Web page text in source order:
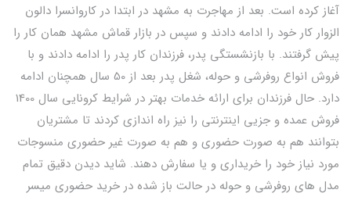
آغاز کرده است. بعد از مهاجرت به مشهد در ابتدا در کاروانسرا دالون
الزوار کار خود را ادامه دادند و سپس در بازار قماش مشهد همان کار را
پیش گرفتند. با بازنشستگی پدر، فرزندان کار پدر را ادامه دادند و با
فروش انواع روفرشی و حوله، شغل پدر بعد از 50 سال همچنان ادامه
دارد. حال فرزندان برای ارائه خدمات بهتر در شرایط کرونایی سال 1400
فروش عمده و جزیی اینترنتی را نیز راه اندازی کردند تا مشتریان
بتوانند هم به صورت حضوری و هم به صورت غیر حضوری منسوجات
مورد نیاز خود را خریداری و یا سفارش دهند. شاید دیدن دقیق تمام
مدل های روفرشی و حوله در حالت باز شده در خرید حضوری میسر